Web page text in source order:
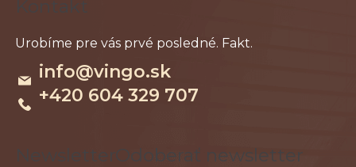
info@vingo.sk
+420 604 329 707
Odoberať newsletter